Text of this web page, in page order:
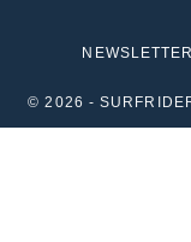
NEWSLETTER
© 2026 -